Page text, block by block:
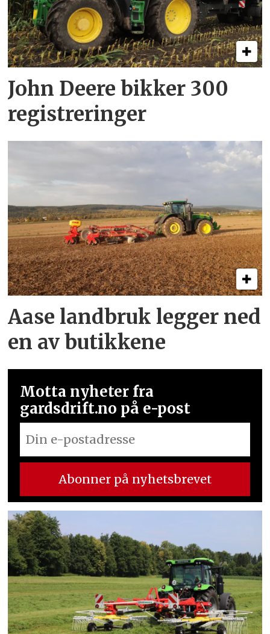
John Deere bikker 300
registreringer
Aase landbruk legger ned
en av butikkene
Motta nyheter fra
gardsdrift.no på e-post